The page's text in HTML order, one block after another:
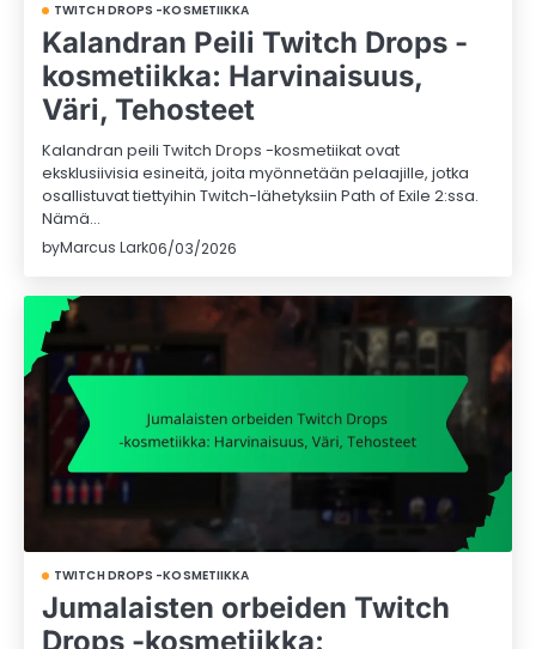
TWITCH DROPS -KOSMETIIKKA
Kalandran Peili Twitch Drops -
kosmetiikka: Harvinaisuus,
Väri, Tehosteet
Kalandran peili Twitch Drops -kosmetiikat ovat
eksklusiivisia esineitä, joita myönnetään pelaajille, jotka
osallistuvat tiettyihin Twitch-lähetyksiin Path of Exile 2:ssa.
Nämä…
byMarcus Lark06/03/2026
TWITCH DROPS -KOSMETIIKKA
Jumalaisten orbeiden Twitch
Drops -kosmetiikka: